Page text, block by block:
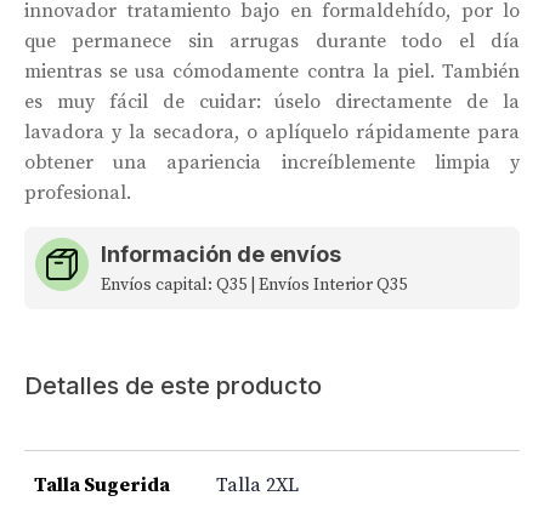
innovador tratamiento bajo en formaldehído, por lo
que permanece sin arrugas durante todo el día
mientras se usa cómodamente contra la piel. También
es muy fácil de cuidar: úselo directamente de la
lavadora y la secadora, o aplíquelo rápidamente para
obtener una apariencia increíblemente limpia y
profesional.
Información de envíos
Envíos capital: Q35 | Envíos Interior Q35
Detalles de este producto
Talla Sugerida Talla 2XL